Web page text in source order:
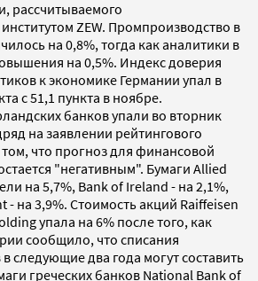
рассчитываемого
ZEW. Промпроизводство в
на 0,8%, тогда как аналитики в
на 0,5%. Индекс доверия
к экономике Германии упал в
с 51,1 пункта в ноябре.
банков упали во вторник
на заявлении рейтингового
том, что прогноз для финансовой
"негативным". Бумаги Allied
на 5,7%, Bank of Ireland - на 2,1%,
- на 3,9%. Стоимость акций Raiffeisen
упала на 6% после того, как
сообщило, что списания
следующие два года могут составить
греческих банков National Bank of